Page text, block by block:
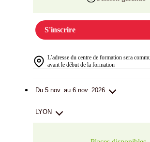
S'inscrire
L’adresse du centre de formation sera
avant le début de la formation
Du 5 nov. au 6 nov. 2026
LYON